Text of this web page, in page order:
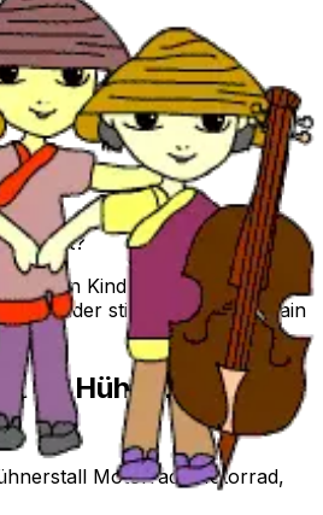
nicht,
brüllt:
geklaut?
ein Kind eine Strophe
Kinder stimmen beim Refrain
im Hühnerstall
Motorrad, Motorrad,